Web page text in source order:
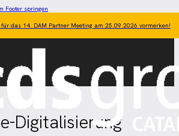
Footer springen
das 14. DAM Partner Meeting am 25.09.2026 vormerken!
Digitalisierung